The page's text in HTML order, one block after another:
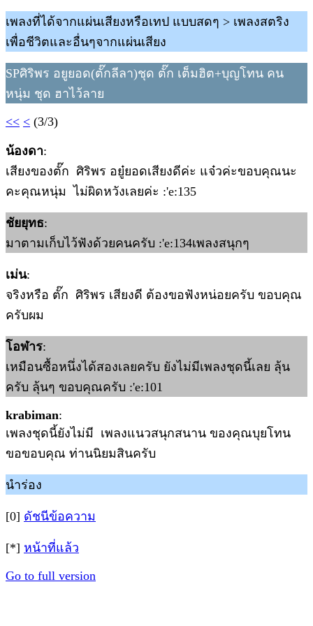
เพลงที่ได้จากแผ่นเสียงหรือเทป แบบสดๆ > เพลงสตริง
เพื่อชีวิตและอื่นๆจากแผ่นเสียง
SPศิริพร อยูยอด(ตั๊กลีลา)ชุด ตั๊ก เต็มฮิต+บุญโทน คน
หนุ่ม ชุด ฮาไว้ลาย
<< < (3/3)
น้องดา:
เสียงของตั๊ก ศิริพร อยู๋ยอดเสียงดีค่ะ แจ๋วค่ะขอบคุณนะ
คะคุณหนุ่ม ไม่ผิดหวังเลยค่ะ :'e:135
ชัยยุทธ:
มาตามเก็บไว้ฟังด้วยคนครับ :'e:134เพลงสนุกๆ
เม่น:
จริงหรือ ตั๊ก ศิริพร เสียงดี ต้องขอฟังหน่อยครับ ขอบคุณ
ครับผม
โอฬาร:
เหมือนซื้อหนึ่งได้สองเลยครับ ยังไม่มีเพลงชุดนี้เลย ลุ้น
ครับ ลุ้นๆ ขอบคุณครับ :'e:101
krabiman:
เพลงชุดนี้ยังไม่มี เพลงแนวสนุกสนาน ของคุณบุยโทน
ขอขอบคุณ ท่านนิยมสินครับ
นำร่อง
[0] ดัชนีข้อความ
[*] หน้าที่แล้ว
Go to full version